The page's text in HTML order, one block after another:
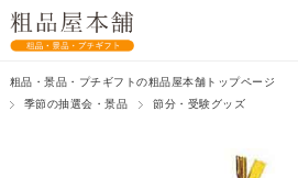
粗品・景品・プチギフトの粗品屋本舗トップページ
季節の抽選会・景品
節分・受験グッズ